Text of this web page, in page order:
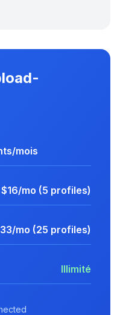
mois
$16/mo (5 profiles)
mo (25 profiles)
Illimité